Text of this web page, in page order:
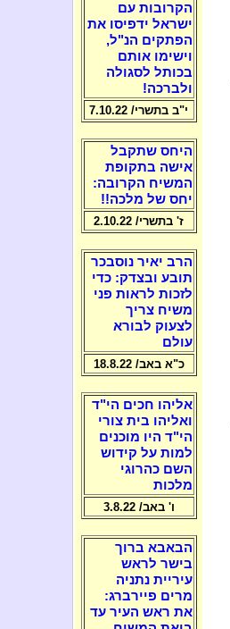
הקרובות עם
ישראל ידפיסו את
הפתקים הנ"ל,
וישימו אותם
בכותל לסגולה
ולברכה!
י"ב בתשרי/ 7.10.22
היחס שתקבל
אישה בתקופת
המשיח הקרובה:
יחס של מלכה!!
ז' בתשרי/ 2.10.22
הרב יאיר נוסבכר
תובע ובצדק: כדי
לזכות לראות פני
משיח צריך
לצעוק לבורא
עולם
כ"א באב/ 18.8.22
אליהו חכים הי"ד
ואליהו בית צורי
הי"ד היו מוכנים
למות על קידוש
השם כהרוגי
מלכות
ו' באב/ 3.8.22
הבאבא ברוך
בישר לראש
עיריית נתניה
מרים פיירברג:
את ראש העיר עד